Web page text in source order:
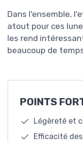
Dans l'ensemble,
atout pour ces
les rend
beaucoup de
POINTS
Légèreté et
Efficacité